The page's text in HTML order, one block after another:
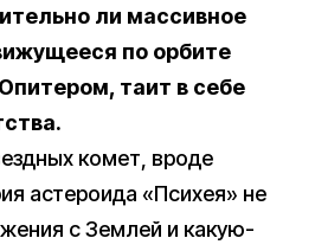
ли массивное
по орбите
таит в себе
комет, вроде
астероида «Психея» не
с Землей и какую-